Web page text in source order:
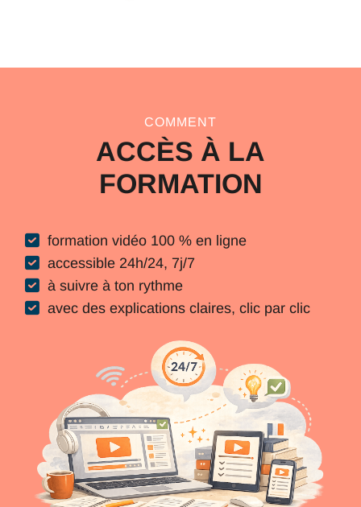
COMMENT
ACCÈS À LA
FORMATION
formation vidéo 100 % en ligne
accessible 24h/24, 7j/7
à suivre à ton rythme
avec des explications claires, clic par clic